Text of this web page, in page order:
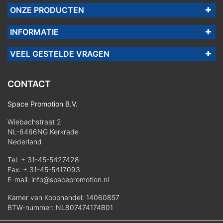
ONZE PRODUCTEN
INFORMATIE
VEEL GESTELDE VRAGEN
CONTACT
Space Promotion B.V.
Wiebachstraat 2
NL-6466NG Kerkrade
Nederland
Tel: + 31-45-5427428
Fax: + 31-45-5417093
E-mail: info@spacepromotion.nl
Kamer van Koophandel: 14060857
BTW-nummer: NL807474174B01